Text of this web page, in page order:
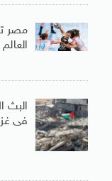
البث
فى